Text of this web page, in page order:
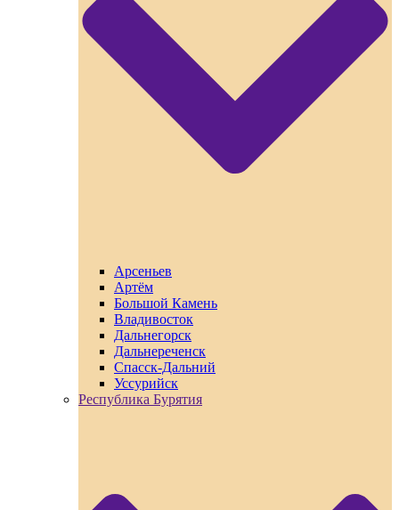
Арсеньев
Артём
Большой Камень
Владивосток
Дальнегорск
Дальнереченск
Спасск-Дальний
Уссурийск
Республика Бурятия